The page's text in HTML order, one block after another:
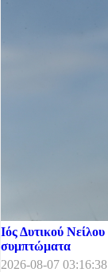
Ιός Δυτικού
συμπτώματα
2026-08-07 03:16:38